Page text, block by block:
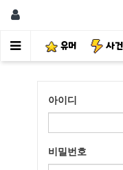
유머 사건
아이디
비밀번호